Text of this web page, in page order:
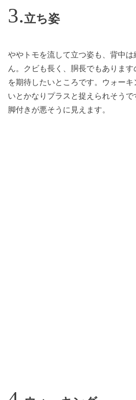
立ち姿
ややトモを流して立つ姿も、背中
ん。クビも長く、胴長でもありま
を期待したいところです。ウォー
いとかなりプラスと捉えられそう
脚付きが悪そうに見えます。